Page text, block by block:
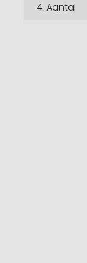
4.Aantal